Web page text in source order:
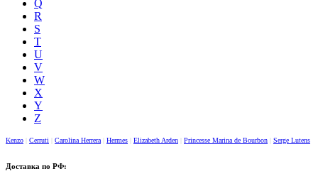
Q
R
S
T
U
V
W
X
Y
Z
Kenzo Cerruti Carolina Herrera Hermes Elizabeth Arden Princesse Marina de Bourbon Serge Lutens
Доставка по РФ: